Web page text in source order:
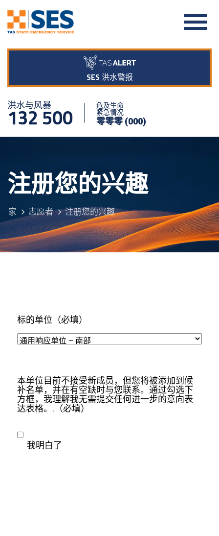
SES 洪水警报
洪水与风暴
132 500
危及生命
紧急情况
零零零 (000)
注册您的兴趣
家 志愿者 注册您的兴趣
标的单位 （必填）
本单位目前不接受新成员，但您将被添加到候
补名单，并在有空缺时与您联系。通过勾选下
方框，我理解我无需提交任何进一步的意向表
达表格。. （必填）
我明白了